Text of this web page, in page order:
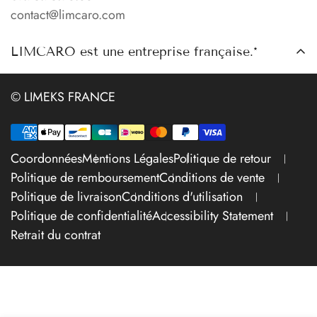
Points de Retrait
À propos
Contact
contact@limcaro.com
LIMCARO est une entreprise française.*
© LIMEKS FRANCE
CoordonnéesMentions LégalesPolitique de retour
Politique de remboursementConditions de vente
Politique de livraisonConditions d'utilisation
Politique de confidentialitéAccessibility Statement
Retrait du contrat